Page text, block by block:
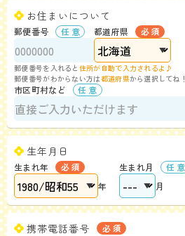
お住まいについて
郵便番号 都道府県
市区町村など
郵便番号を入れると 住所が自動で入力されるよ♪
郵便番号がわからない方は都道府県から選択してね！
生年月日
生まれ年
年
生まれ月
月
携帯電話番号